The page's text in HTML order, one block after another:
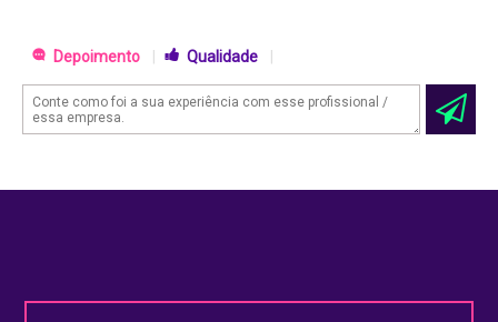
Depoimento Qualidade